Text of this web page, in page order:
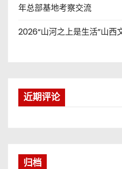
年总部基地考察交流
2026“山河之上是生活”山西
近期评论
归档